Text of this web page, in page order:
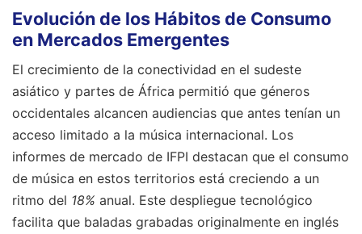
Evolución de los Hábitos de Consumo
en Mercados Emergentes
El crecimiento de la conectividad en el sudeste
asiático y partes de África permitió que géneros
occidentales alcancen audiencias que antes tenían un
acceso limitado a la música internacional. Los
informes de mercado de IFPI destacan que el consumo
de música en estos territorios está creciendo a un
ritmo del 18% anual. Este despliegue tecnológico
facilita que baladas grabadas originalmente en inglés